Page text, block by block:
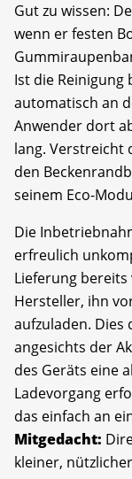
Gut zu wissen:
wenn er festen
Ist die
automatisch an
Anwender dort
lang. Verstreicht
den
seinem Eco-
Die
erfreulich
Lieferung
Hersteller, ihn
aufzuladen. Dies
angesichts der
des Geräts eine
Ladevorgang
das einfach an
Mitgedacht:
kleiner,